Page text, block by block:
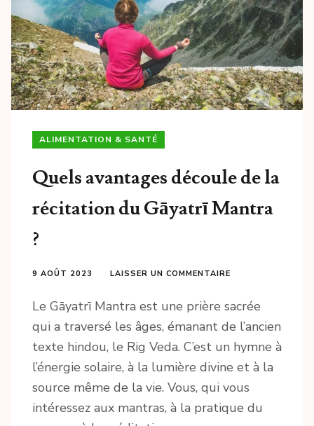
ALIMENTATION & SANTÉ
Quels avantages découle de la
récitation du Gāyatrī Mantra
?
9 AOÛT 2023 LAISSER UN COMMENTAIRE
Le Gāyatrī Mantra est une prière sacrée
qui a traversé les âges, émanant de l’ancien
texte hindou, le Rig Veda. C’est un hymne à
l’énergie solaire, à la lumière divine et à la
source même de la vie. Vous, qui vous
intéressez aux mantras, à la pratique du